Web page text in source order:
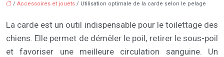
/ Accessoires et jouets / Utilisation optimale de la carde selon le pelage
La carde est un outil indispensable pour le toilettage des
chiens. Elle permet de démêler le poil, retirer le sous-poil
et favoriser une meilleure circulation sanguine. Un